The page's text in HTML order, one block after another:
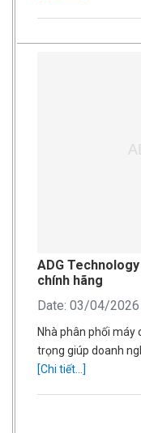
ADG
chính hãng
Date: 03/04/2026
Nhà phân phối máy
trọng giúp doanh
[Chi tiết...]